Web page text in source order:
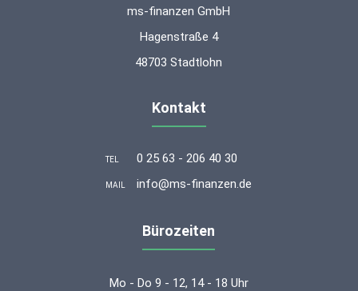
ms-finanzen GmbH
Hagenstraße 4
48703 Stadtlohn
Kontakt
TEL 0 25 63 - 206 40 30
MAIL info@ms-finanzen.de
Bürozeiten
Mo - Do 9 - 12, 14 - 18 Uhr